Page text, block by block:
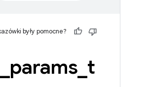
były pomocne?
params t